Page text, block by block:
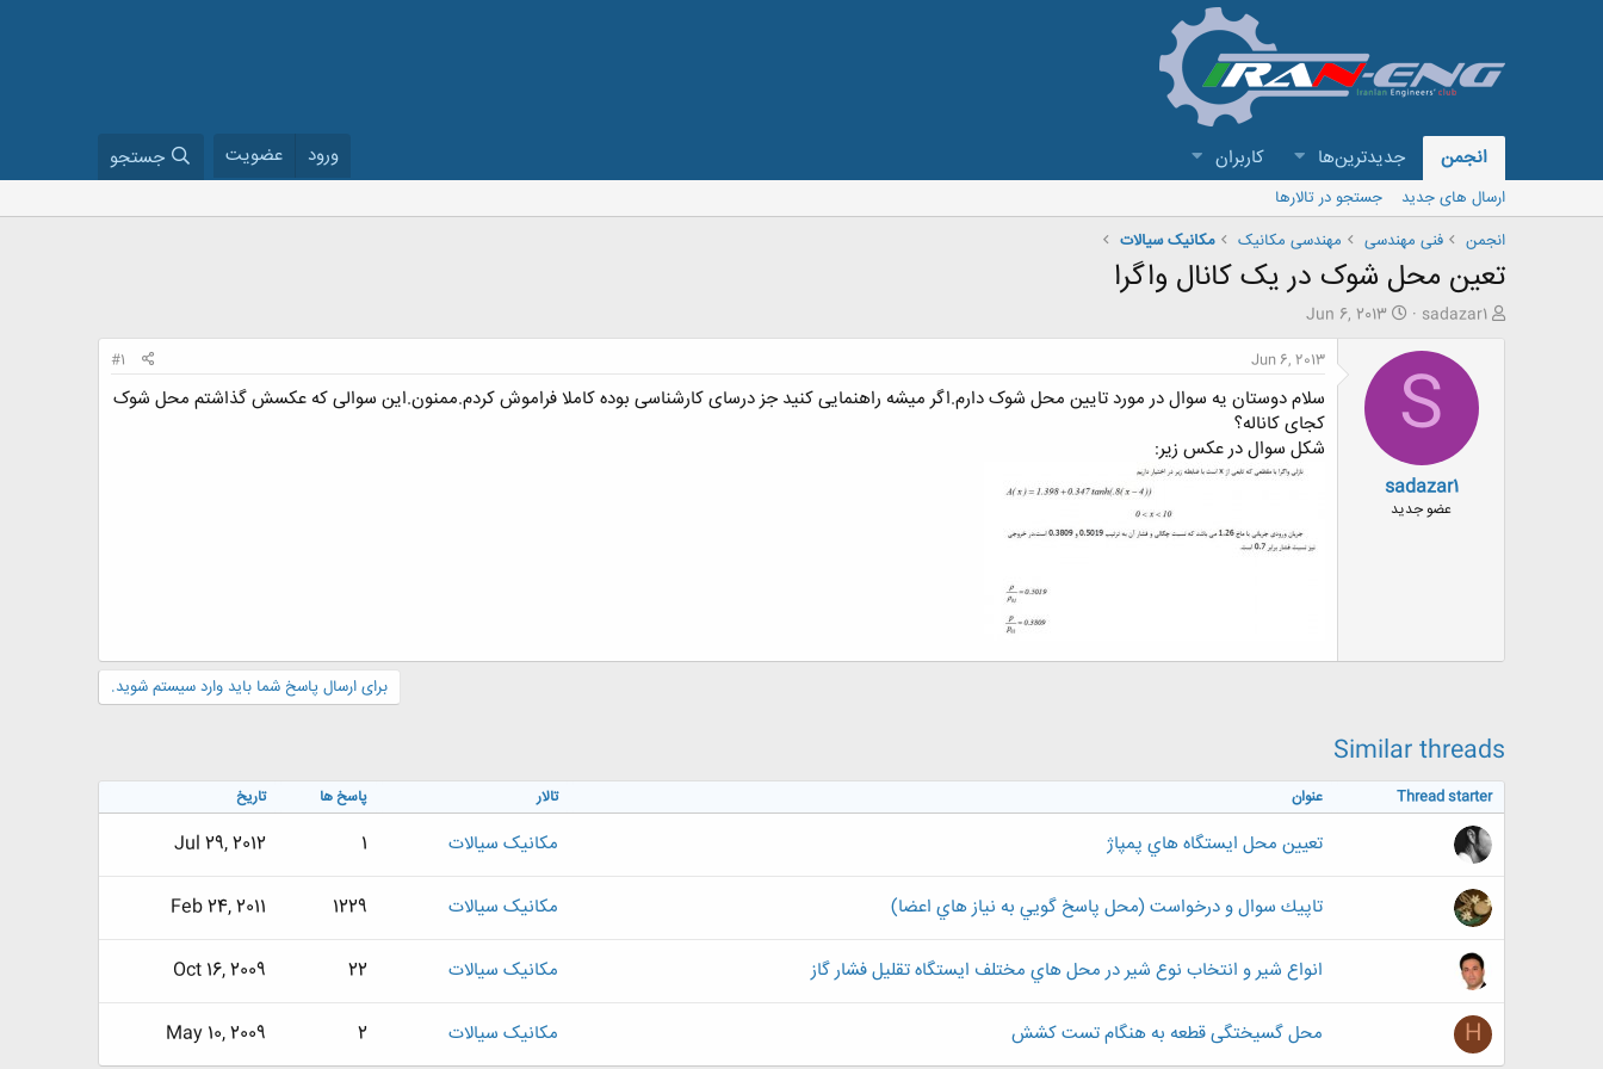
انجمن جدیدترین‌ها کاربران ورود عضویت جستجو
ارسال های جدید
جستجو در تالارها
انجمن
فنی مهندسی مهندسی مکانیک مکانیک سیالات
تعین محل شوک در یک کانال واگرا
ش
sadazar1
ت
ر
ع
Jun 6, 2013
S
sadazar1
عضو جدید
Jun 6, 2013
#1
سلام دوستان یه سوال در مورد تایین محل شوک دارم.اگر میشه راهنمایی کنید جز درسای کارشناسی بوده کاملا فراموش کردم.ممنون.این سوالی که عکسش گذاشتم محل شوک
کجای کاناله؟
شکل سوال در عکس زیر:
برای ارسال پاسخ شما باید وارد سیستم شوید.
Similar threads
Thread starter عنوان تالار پاسخ ها تاریخ
تعيين محل ايستگاه هاي پمپاژ مکانیک سیالات 1
Jul 29, 2012
تاپيك سوال و درخواست (محل پاسخ گويي به نياز هاي اعضا) مکانیک سیالات 1229
Feb 24, 2011
انواع شير و انتخاب نوع شير در محل هاي مختلف ايستگاه تقلیل فشار گاز مکانیک سیالات 22
Oct 16, 2009
H محل گسیختگی قطعه به هنگام تست کشش مکانیک سیالات 2
May 10, 2009